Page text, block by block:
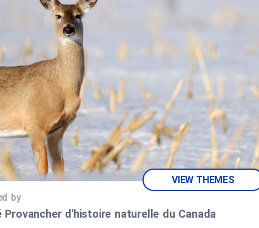
VIEW THEMES
by
Provancher d'histoire naturelle du Canada